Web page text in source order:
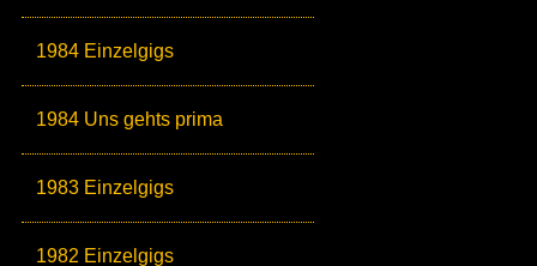
1984 Einzelgigs
1984 Uns gehts prima
1983 Einzelgigs
1982 Einzelgigs